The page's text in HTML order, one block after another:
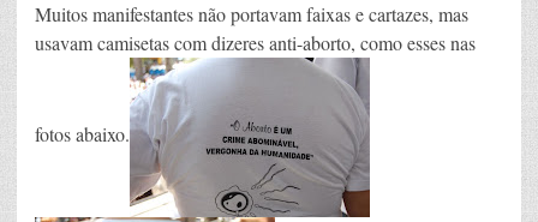
Muitos manifestantes não portavam faixas e cartazes, mas
usavam camisetas com dizeres anti-aborto, como esses nas
fotos abaixo.